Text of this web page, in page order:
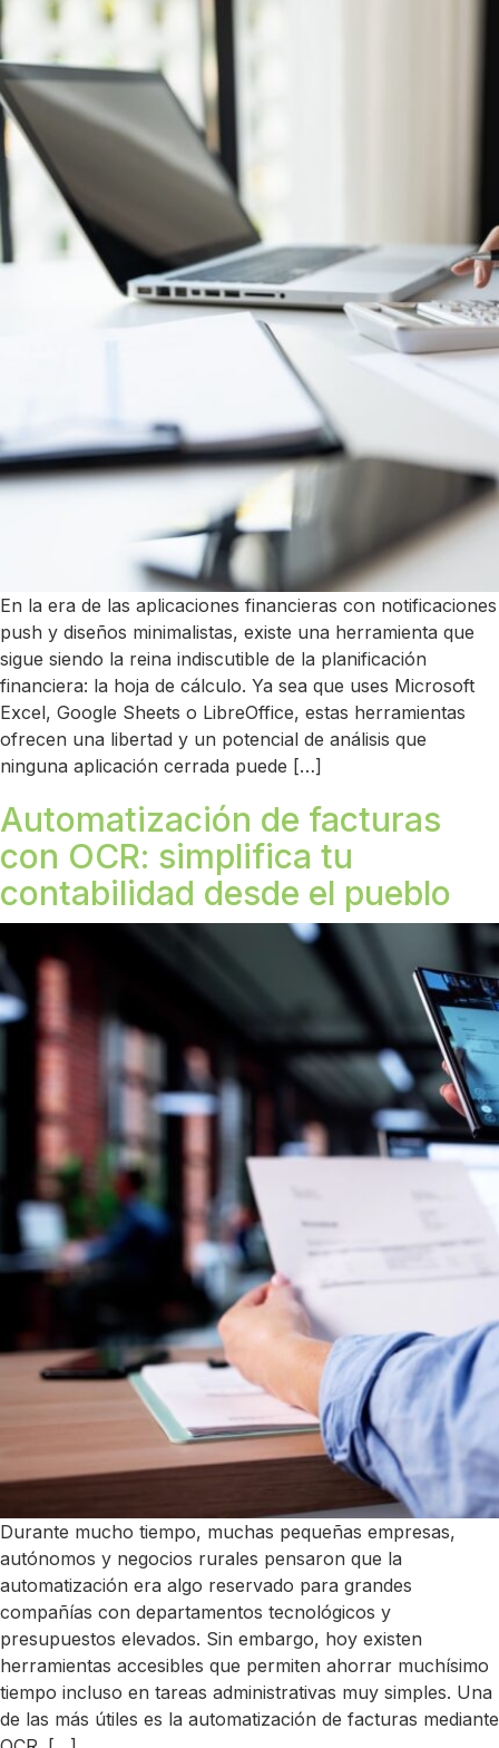
En la era de las aplicaciones financieras con notificaciones
push y diseños minimalistas, existe una herramienta que
sigue siendo la reina indiscutible de la planificación
financiera: la hoja de cálculo. Ya sea que uses Microsoft
Excel, Google Sheets o LibreOffice, estas herramientas
ofrecen una libertad y un potencial de análisis que
ninguna aplicación cerrada puede […]
Automatización de facturas
con OCR: simplifica tu
contabilidad desde el pueblo
Durante mucho tiempo, muchas pequeñas empresas,
autónomos y negocios rurales pensaron que la
automatización era algo reservado para grandes
compañías con departamentos tecnológicos y
presupuestos elevados. Sin embargo, hoy existen
herramientas accesibles que permiten ahorrar muchísimo
tiempo incluso en tareas administrativas muy simples. Una
de las más útiles es la automatización de facturas mediante